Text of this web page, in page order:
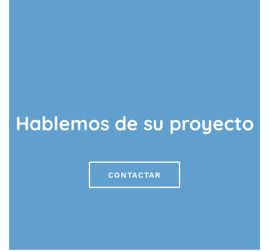
Hablemos de su proyecto
CONTACTAR